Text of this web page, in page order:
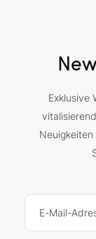
Exklusive
E-Mail-